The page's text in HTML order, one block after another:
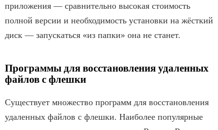
приложения — сравнительно высокая стоимость
полной версии и необходимость установки на жёсткий
диск — запускаться «из папки» она не станет.
Программы для восстановления удаленных
файлов с флешки
Существует множество программ для восстановления
удаленных файлов с флешки. Наиболее популярные